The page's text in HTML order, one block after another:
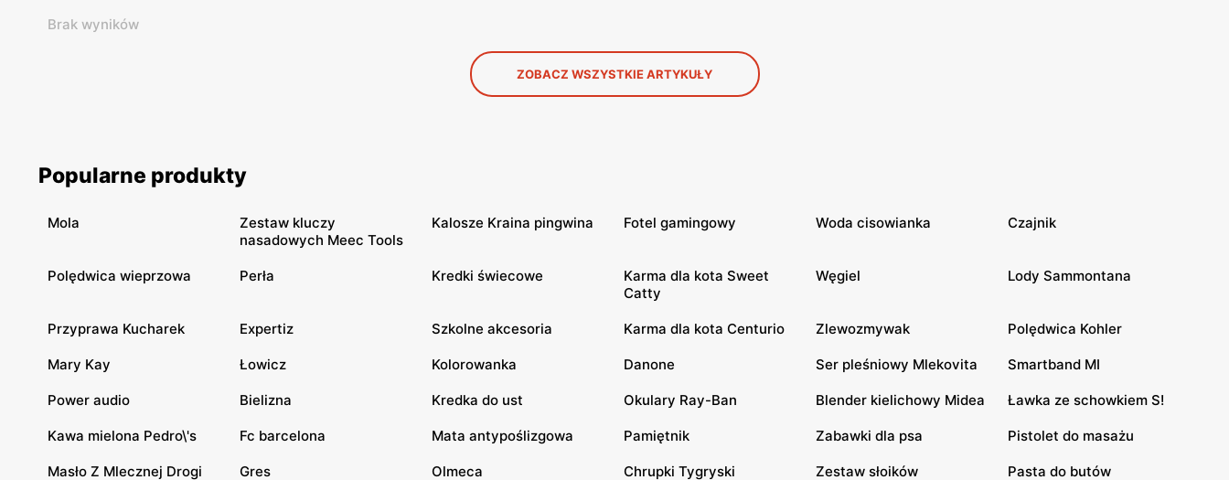
Brak wyników
ZOBACZ WSZYSTKIE ARTYKUŁY
Popularne produkty
Mola
Zestaw kluczy
nasadowych Meec Tools
Kalosze Kraina pingwina Fotel gamingowy Woda cisowianka Czajnik
Polędwica wieprzowa Perła Kredki świecowe
Karma dla kota Sweet
Catty
Węgiel Lody Sammontana
Przyprawa Kucharek Expertiz Szkolne akcesoria Karma dla kota Centurio Zlewozmywak Polędwica Kohler
Mary Kay Łowicz Kolorowanka Danone Ser pleśniowy Mlekovita Smartband MI
Power audio Bielizna Kredka do ust Okulary Ray-Ban Blender kielichowy Midea Ławka ze schowkiem S!
Kawa mielona Pedro\'s Fc barcelona Mata antypoślizgowa Pamiętnik Zabawki dla psa Pistolet do masażu
Masło Z Mlecznej Drogi Gres Olmeca Chrupki Tygryski Zestaw słoików Pasta do butów